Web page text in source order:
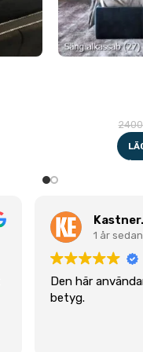
1 år sedan
Den här
betyg.